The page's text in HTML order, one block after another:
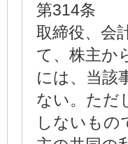
第314条
取締役、会
て、株主か
には、当該
ない。ただ
しないもの